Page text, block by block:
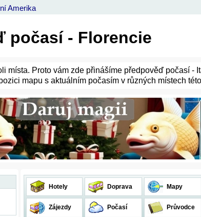
Amerika
počasí - Florencie
místa. Proto vám zde přinášíme předpověď počasí -
mapu s aktuálním počasím v různých místech
Hotely Doprava Mapy
Zájezdy Počasí Průvodce